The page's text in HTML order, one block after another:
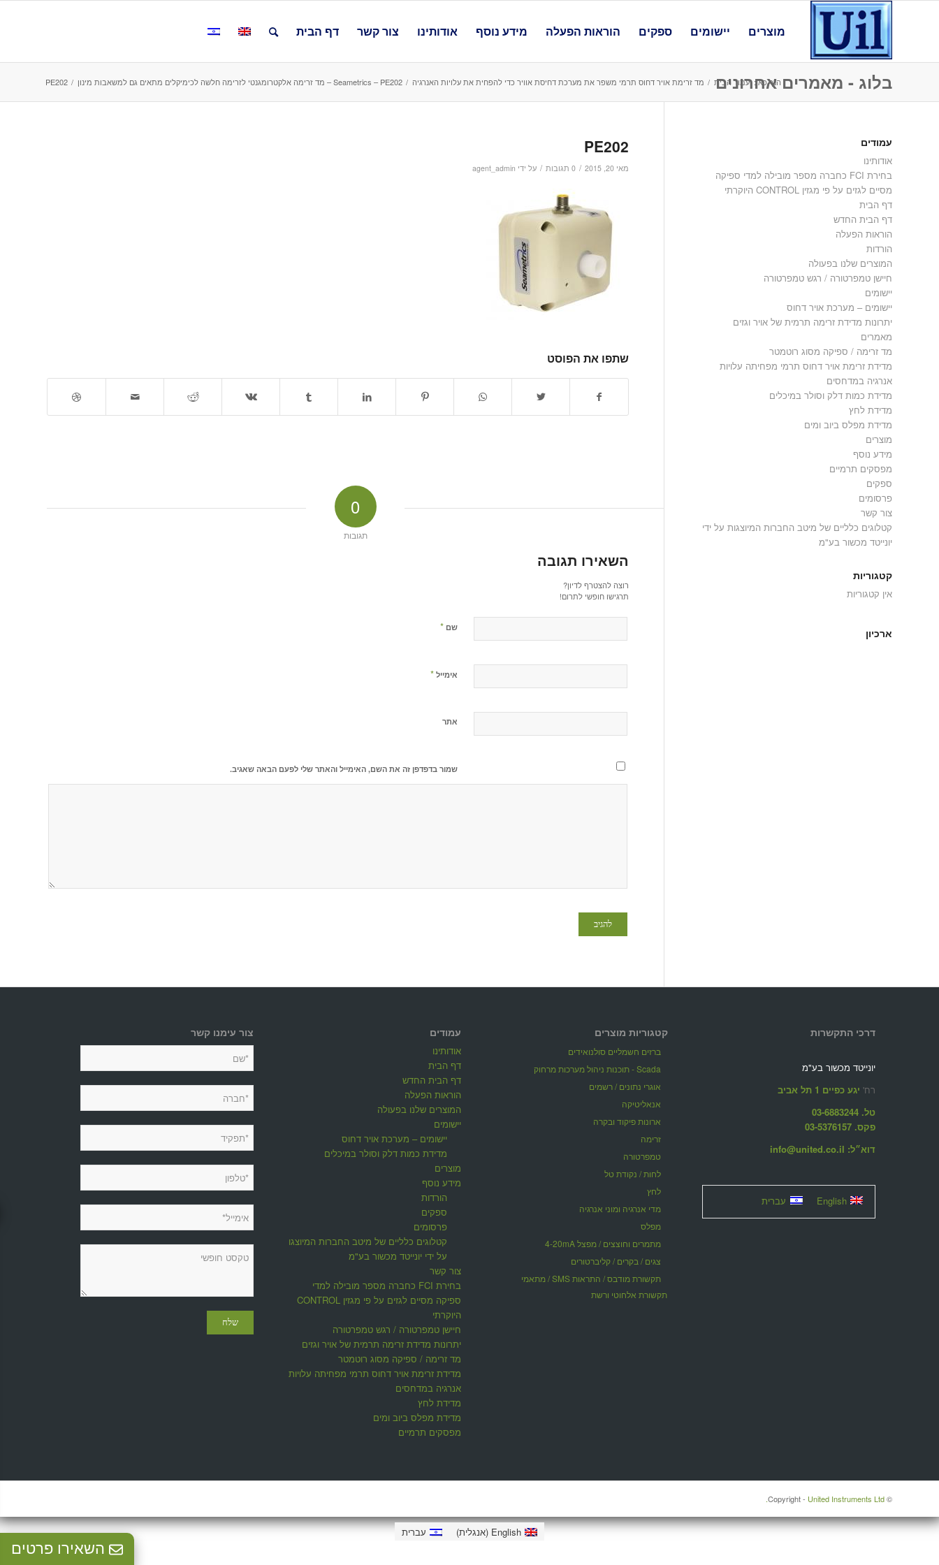
מוצרים יישומים ספקים הוראות הפעלה מידע נוסף אודותינו צור קשר דף הבית
בלוג - מאמרים אחרונים
הנך כאן: עמוד הבית / מד זרימת אויר דחוס תרמי משפר את מערכת דחיסת אוויר כדי להפחית את עלויות האנרגיה / Seametrics – PE202 – מד זרימה אלקטרומגנטי לזרימה חלשה לכימיקלים מתאים גם למשאבות מינון /
PE202
PE202
מאי 20, 2015 / 0 תגובות / על ידי agent_admin
שתפו את הפוסט
0
תגובות
השאירו תגובה
רוצה להצטרף לדיון?
תרגישו חופשי לתרום!
שם *
אימייל *
אתר
שמור בדפדפן זה את השם, האימייל והאתר שלי לפעם הבאה שאגיב.
עמודים
אודותינו
בחירת FCI כחברה מספר מובילה למדי ספיקה
מסיים לגזים על פי מגזין CONTROL היוקרתי
דף הבית
דף הבית החדש
הוראות הפעלה
הורדות
המוצרים שלנו בפעולה
חיישן טמפרטורה / רגש טמפרטורה
יישומים
יישומים – מערכת אויר דחוס
יתרונות מדידת זרימה תרמית של אויר וגזים
מאמרים
מד זרימה / ספיקה מסוג רוטמטר
מדידת זרימת אויר דחוס תרמי מפחיתה עלויות
אנרגיה במדחסים
מדידת כמות דלק וסולר במיכלים
מדידת לחץ
מדידת מפלס ביוב ומים
מוצרים
מידע נוסף
מפסקים תרמיים
ספקים
פרסומים
צור קשר
קטלוגים כלליים של מיטב החברות המיוצגות על ידי
יונייטד מכשור בע"מ
קטגוריות
אין קטגוריות
ארכיון
צור עימנו קשר עמודים
אודותינו
דף הבית
דף הבית החדש
הוראות הפעלה
המוצרים שלנו בפעולה
יישומים
יישומים – מערכת אויר דחוס
מדידת כמות דלק וסולר במיכלים
מוצרים
מידע נוסף
הורדות
ספקים
פרסומים
קטלוגים כלליים של מיטב החברות המיוצגות
על ידי יונייטד מכשור בע"מ
צור קשר
בחירת FCI כחברה מספר מובילה למדי
ספיקה מסיים לגזים על פי מגזין CONTROL
היוקרתי
חיישן טמפרטורה / רגש טמפרטורה
יתרונות מדידת זרימה תרמית של אויר וגזים
מד זרימה / ספיקה מסוג רוטמטר
מדידת זרימת אויר דחוס תרמי מפחיתה עלויות
אנרגיה במדחסים
מדידת לחץ
מדידת מפלס ביוב ומים
מפסקים תרמיים
קטגוריות מוצרים
ברזים חשמליים סולנואידים
Scada - תוכנות ניהול מערכות מרחוק
אוגרי נתונים / רשמים
אנאליטיקה
ארונות פיקוד ובקרה
זרימה
טמפרטורה
לחות / נקודת טל
לחץ
מדי אנרגיה ומוני אנרגיה
מפלס
מתמרים וחוצצים / מפצל 4-20mA
צגים / בקרים / קליברטורים
תקשורת מודבס / התראות SMS / מתאמי
תקשורת אלחוטי ורשת
דרכי התקשרות
יונייטד מכשור בע"מ
רח' יגע כפיים 1 תל אביב
טל. 03-6883244
פקס. 03-5376157
דוא״ל: info@united.co.il
English עברית
© ‫Copyright -
United Instruments Ltd.
השאירו פרטים
English
(אנגלית) עברית